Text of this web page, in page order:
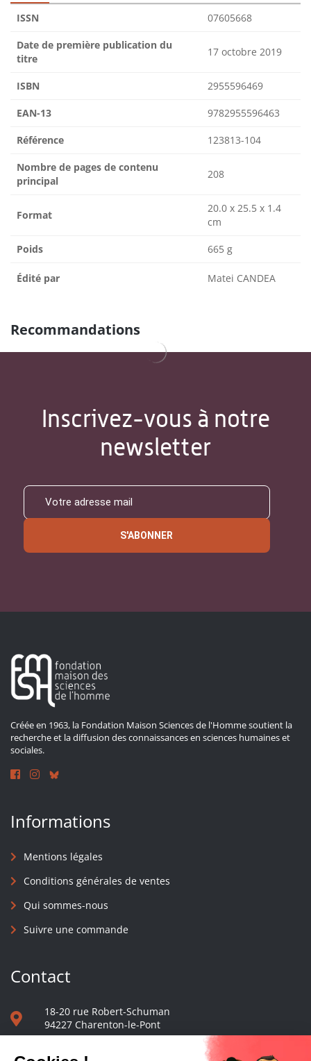
ISSN 07605668
Date de première publication du
titre
17 octobre 2019
ISBN 2955596469
EAN-13 9782955596463
Référence 123813-104
Nombre de pages de contenu
principal
208
Format
20.0 x 25.5 x 1.4
cm
Poids 665 g
Édité par Matei CANDEA
Recommandations
Inscrivez-vous à notre
newsletter
S'ABONNER
Créée en 1963, la Fondation Maison Sciences de l'Homme soutient la
recherche et la diffusion des connaissances en sciences humaines et
sociales.
Informations
Mentions légales
Conditions générales de ventes
Qui sommes-nous
Suivre une commande
Contact
18-20 rue Robert-Schuman
94227 Charenton-le-Pont